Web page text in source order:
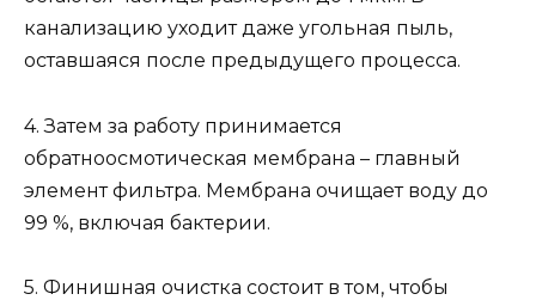
канализацию уходит даже угольная пыль,
оставшаяся после предыдущего процесса.
4. Затем за работу принимается
обратноосмотическая мембрана – главный
элемент фильтра. Мембрана очищает воду до
99 %, включая бактерии.
5. Финишная очистка состоит в том, чтобы